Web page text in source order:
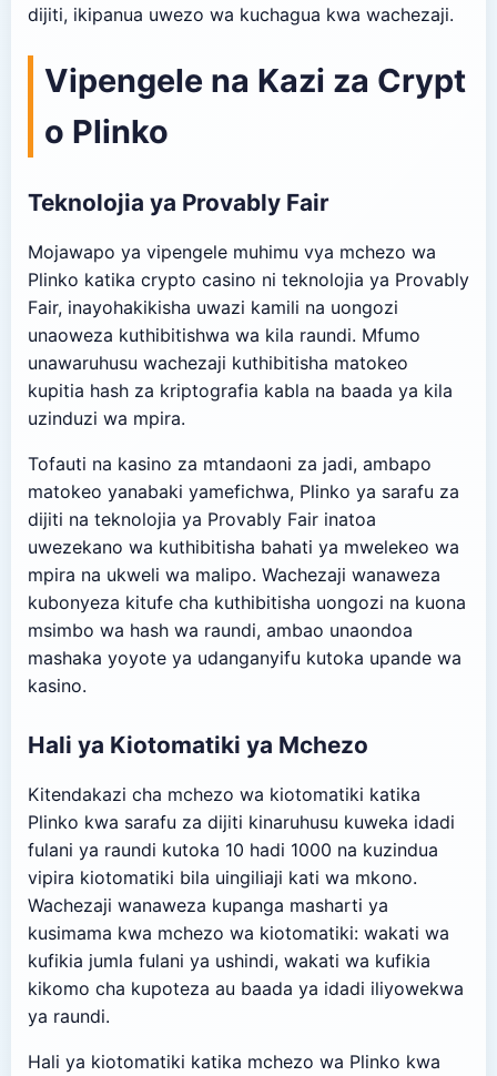
dijiti, ikipanua uwezo wa kuchagua kwa wachezaji.
Vipengele na Kazi za Crypt
o Plinko
Teknolojia ya Provably Fair
Mojawapo ya vipengele muhimu vya mchezo wa
Plinko katika crypto casino ni teknolojia ya Provably
Fair, inayohakikisha uwazi kamili na uongozi
unaoweza kuthibitishwa wa kila raundi. Mfumo
unawaruhusu wachezaji kuthibitisha matokeo
kupitia hash za kriptografia kabla na baada ya kila
uzinduzi wa mpira.
Tofauti na kasino za mtandaoni za jadi, ambapo
matokeo yanabaki yamefichwa, Plinko ya sarafu za
dijiti na teknolojia ya Provably Fair inatoa
uwezekano wa kuthibitisha bahati ya mwelekeo wa
mpira na ukweli wa malipo. Wachezaji wanaweza
kubonyeza kitufe cha kuthibitisha uongozi na kuona
msimbo wa hash wa raundi, ambao unaondoa
mashaka yoyote ya udanganyifu kutoka upande wa
kasino.
Hali ya Kiotomatiki ya Mchezo
Kitendakazi cha mchezo wa kiotomatiki katika
Plinko kwa sarafu za dijiti kinaruhusu kuweka idadi
fulani ya raundi kutoka 10 hadi 1000 na kuzindua
vipira kiotomatiki bila uingiliaji kati wa mkono.
Wachezaji wanaweza kupanga masharti ya
kusimama kwa mchezo wa kiotomatiki: wakati wa
kufikia jumla fulani ya ushindi, wakati wa kufikia
kikomo cha kupoteza au baada ya idadi iliyowekwa
ya raundi.
Hali ya kiotomatiki katika mchezo wa Plinko kwa